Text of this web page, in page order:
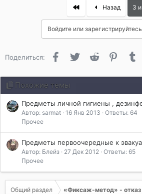
First Назад 3
Войдите или
Поделиться: FacebookTwitter Reddit
Похожие темы
Предметы личной гигиены ,
Автор: sarmat 16 Янв 2013
Ответы: 64
Прочее
Предметы первоочередные к
Автор: Блейз 27 Дек 2012
Ответы: 65
Прочее
Общий раздел «Фиксаж-метод» -